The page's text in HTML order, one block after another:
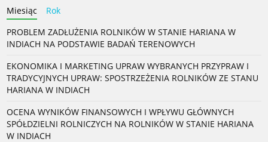
Miesiąc
Rok
PROBLEM ZADŁUŻENIA ROLNIKÓW W STANIE HARIANA W
INDIACH NA PODSTAWIE BADAŃ TERENOWYCH
EKONOMIKA I MARKETING UPRAW WYBRANYCH PRZYPRAW I
TRADYCYJNYCH UPRAW: SPOSTRZEŻENIA ROLNIKÓW ZE STANU
HARIANA W INDIACH
OCENA WYNIKÓW FINANSOWYCH I WPŁYWU GŁÓWNYCH
SPÓŁDZIELNI ROLNICZYCH NA ROLNIKÓW W STANIE HARIANA
W INDIACH